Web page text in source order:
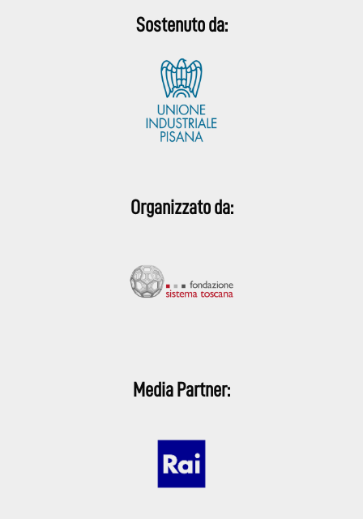
Sostenuto da:
Organizzato da:
Media Partner: